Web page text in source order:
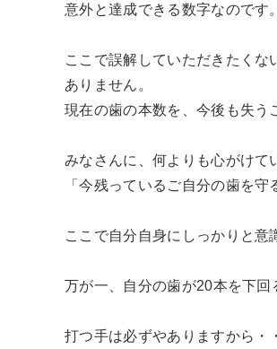
意外と達成できる数字なのです。
ここで誤解していただきたく
ありません。
現在の歯の本数を、今後も失う
みなさんに、何よりも心がけて
「今残っているご自分の歯を
ここで自分自身にしっかりと意
万が一、自分の歯が20本を下
打つ手は必ずやありますから・